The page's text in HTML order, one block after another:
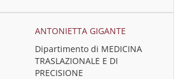
ANTONIETTA GIGANTE
Dipartimento di MEDICINA
TRASLAZIONALE E DI
PRECISIONE